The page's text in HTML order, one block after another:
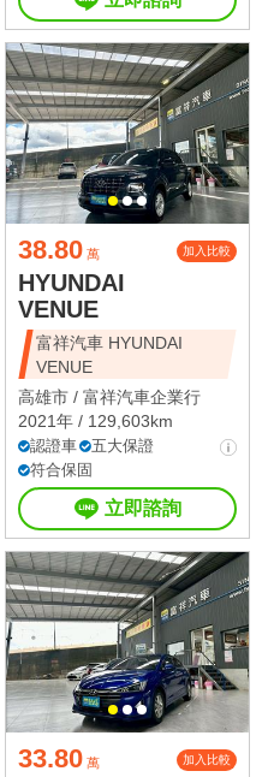
38.80 萬 加入比較
HYUNDAI
VENUE
富祥汽車 HYUNDAI
VENUE
高雄市 / 富祥汽車企業行
2021年 / 129,603km
認證車
五大保證
符合保固
立即諮詢
33.80 萬 加入比較